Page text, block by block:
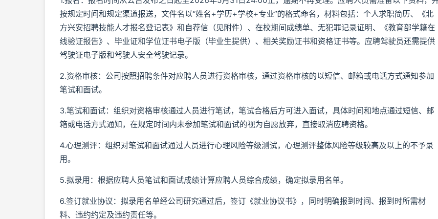
按规定时间和规定渠道报送，文件名以“姓名+学历+学校+专业”的格式命名，材料包括：个人求职简历、《北
方兴安招聘技能人才报名登记表》和自荐信（见附件）、在校期间成绩单、无犯罪记录证明、《教育部学籍在
线验证报告》、毕业证和学位证书电子版（毕业生提供）、相关奖励证书和资格证书等。应聘驾驶员还需提供
驾驶证电子版和驾驶人安全驾驶记录。
2.资格审核：公司按照招聘条件对应聘人员进行资格审核，通过资格审核的以短信、邮箱或电话方式通知参加
笔试和面试。
3.笔试和面试：组织对资格审核通过人员进行笔试，笔试合格后方可进入面试，具体时间和地点通过短信、邮
箱或电话方式通知，在规定时间内未参加笔试和面试的视为自愿放弃，直接取消应聘资格。
4.心理测评：组织对笔试和面试通过人员进行心理风险等级测试，心理测评整体风险等级较高及以上的不予录
用。
5.拟录用：根据应聘人员笔试和面试成绩计算应聘人员综合成绩，确定拟录用名单。
6.签订就业协议：拟录用名单经公司研究通过后，签订《就业协议书》，同时明确报到时间、报到时所需材
料、违约约定及违约责任等。